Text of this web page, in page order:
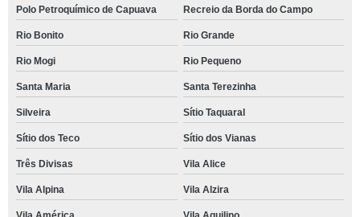
Polo Petroquímico de Capuava Recreio da Borda do Campo
Rio Bonito Rio Grande
Rio Mogi Rio Pequeno
Santa Maria Santa Terezinha
Silveira Sítio Taquaral
Sítio dos Teco Sítio dos Vianas
Três Divisas Vila Alice
Vila Alpina Vila Alzira